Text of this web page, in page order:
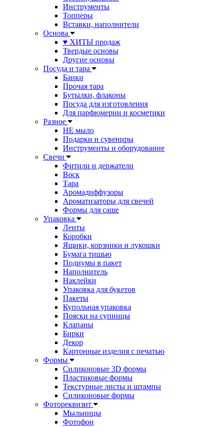
Инструменты
Топперы
Вставки, наполнители
Основа
♥ ХИТЫ продаж
Твердые основы
Другие основы
Посуда и тара
Банки
Прочая тара
Бутылки, флаконы
Посуда для изготовления
Для парфюмерии и косметики
Разное
НЕ мыло
Подарки и сувениры
Инструменты и оборудование
Свечи
Фитили и держатели
Воск
Тара
Аромадиффузоры
Ароматизаторы для свечей
Формы для саше
Упаковка
Ленты
Коробки
Ящики, корзинки и лукошки
Бумага тишью
Подиумы в пакет
Наполнитель
Наклейки
Упаковка для букетов
Пакеты
Купольная упаковка
Пояски на супницы
Клапаны
Бирки
Декор
Картонные изделия с печатью
Формы
Силиконовые 3D формы
Пластиковые формы
Текстурные листы и штампы
Силиконовые формы
Фотореквизит
Мыльницы
Фотофон